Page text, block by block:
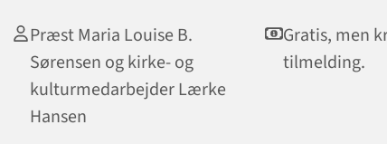
Præst Maria Louise B.
Sørensen og kirke- og
kulturmedarbejder Lærke
Hansen
Gratis, men
tilmelding.